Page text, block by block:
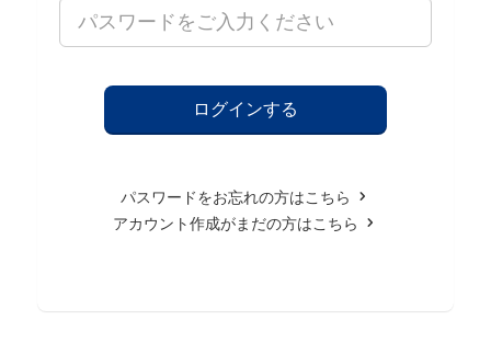
パスワードをお忘れの方はこちら
アカウント作成がまだの方はこちら